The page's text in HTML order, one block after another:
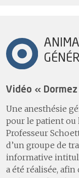
Vidéo «
Une anesthésie
pour le patient ou
Professeur
d’un groupe de
informative
a été réalisée,